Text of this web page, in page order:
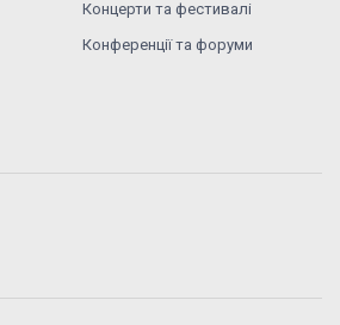
Концерти та фестивалі
Конференції та форуми